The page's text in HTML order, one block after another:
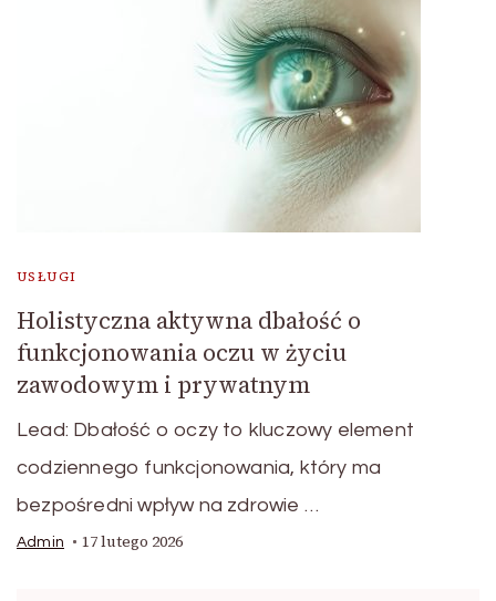
USŁUGI
Holistyczna aktywna dbałość o
funkcjonowania oczu w życiu
zawodowym i prywatnym
Lead: Dbałość o oczy to kluczowy element
codziennego funkcjonowania, który ma
bezpośredni wpływ na zdrowie …
Admin 17 lutego 2026